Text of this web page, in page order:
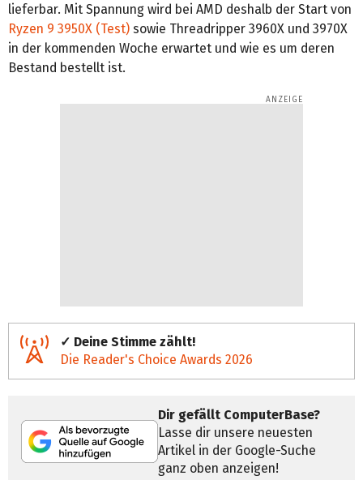
lieferbar. Mit Spannung wird bei AMD deshalb der Start von
Ryzen 9 3950X (Test) sowie Threadripper 3960X und 3970X
in der kommenden Woche erwartet und wie es um deren
Bestand bestellt ist.
✓ Deine Stimme zählt!
Die Reader's Choice Awards 2026
Dir gefällt ComputerBase?
Lasse dir unsere neuesten
Artikel in der Google-Suche
ganz oben anzeigen!